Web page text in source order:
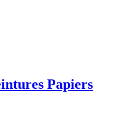
Papiers